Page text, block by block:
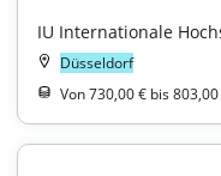
IU Internationale
Düsseldorf
Von 730,00 € bis